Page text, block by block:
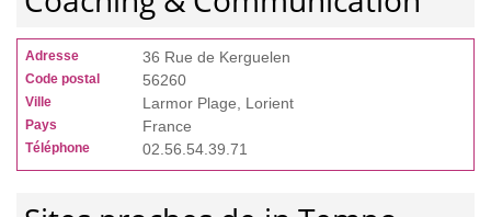
Adresse 36 Rue de Kerguelen
Code postal 56260
Ville Larmor Plage, Lorient
Pays France
Téléphone 02.56.54.39.71